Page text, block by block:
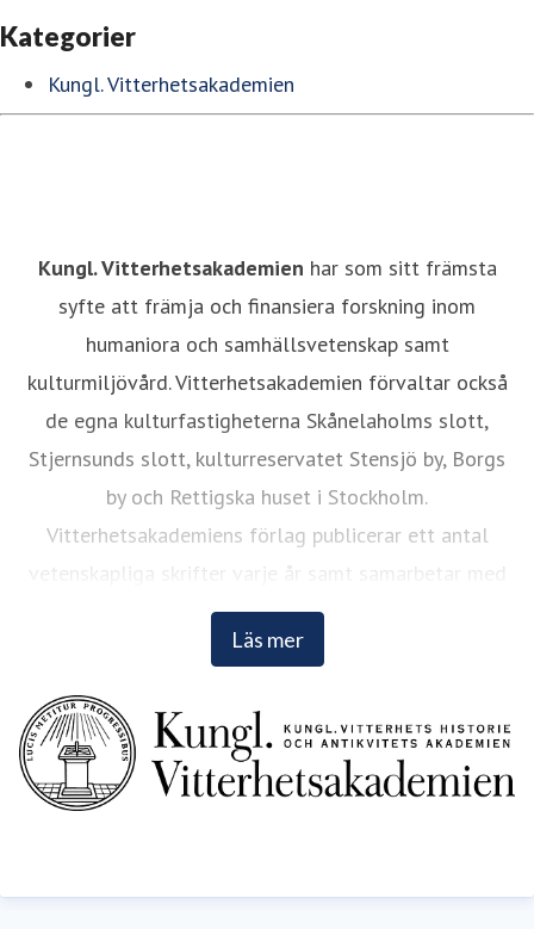
Kategorier
Kungl. Vitterhetsakademien
Kungl. Vitterhetsakademien har som sitt främsta
syfte att främja och finansiera forskning inom
humaniora och samhällsvetenskap samt
kulturmiljövård. Vitterhetsakademien förvaltar också
de egna kulturfastigheterna Skånelaholms slott,
Stjernsunds slott, kulturreservatet Stensjö by, Borgs
by och Rettigska huset i Stockholm.
Vitterhetsakademiens förlag publicerar ett antal
vetenskapliga skrifter varje år samt samarbetar med
andra förlag. Läs mer påwww.vitterhetsakademien.se
Läs mer